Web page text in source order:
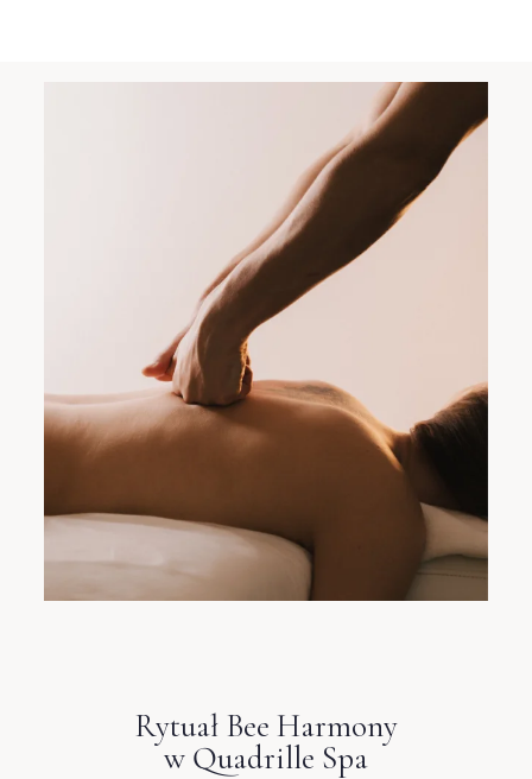
Rytuał Bee Harmony
w Quadrille Spa
Dzieci
SZUKAJ